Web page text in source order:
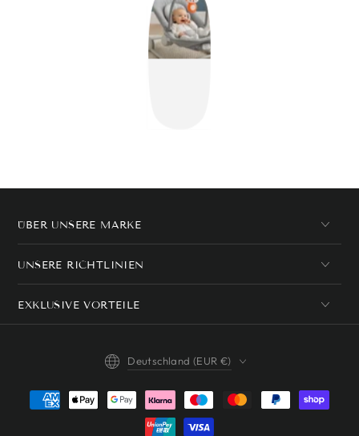
ÜBER UNSERE MARKE
UNSERE RICHTLINIEN
EXKLUSIVE VORTEILE
Land/Region
Deutschland (EUR €)
Zahlungsmöglichkeiten